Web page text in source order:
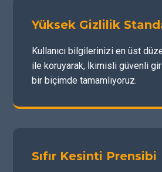
Yüksek Gizlilik
Kullanıcı bilgilerinizi en üst
ile koruyarak, İkimisli güvenli
bir biçimde tamamlıyoruz.
Sıfır Kesinti Prensibi